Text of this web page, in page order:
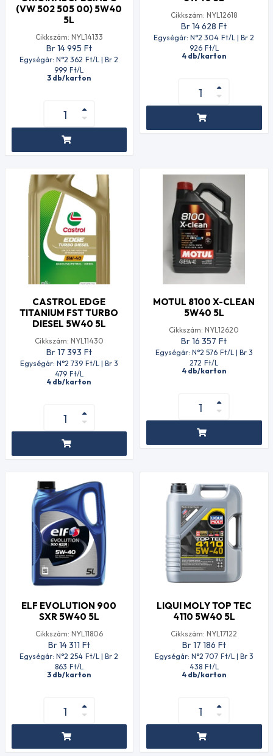
(VW 502 505 00) 5W40
5L
Cikkszám: NYL14133
Br 14 995 Ft
Egységár: N°2 362 Ft/L | Br 2
999 Ft/L
3 db/karton
Cikkszám: NYL12618
Br 14 628 Ft
Egységár: N°2 304 Ft/L | Br 2
926 Ft/L
4 db/karton
CASTROL EDGE
TITANIUM FST TURBO
DIESEL 5W40 5L
Cikkszám: NYL11430
Br 17 393 Ft
Egységár: N°2 739 Ft/L | Br 3
479 Ft/L
4 db/karton
MOTUL 8100 X-CLEAN
5W40 5L
Cikkszám: NYL12620
Br 16 357 Ft
Egységár: N°2 576 Ft/L | Br 3
272 Ft/L
4 db/karton
ELF EVOLUTION 900
SXR 5W40 5L
Cikkszám: NYL11806
Br 14 311 Ft
Egységár: N°2 254 Ft/L | Br 2
863 Ft/L
3 db/karton
LIQUI MOLY TOP TEC
4110 5W40 5L
Cikkszám: NYL17122
Br 17 186 Ft
Egységár: N°2 707 Ft/L | Br 3
438 Ft/L
4 db/karton